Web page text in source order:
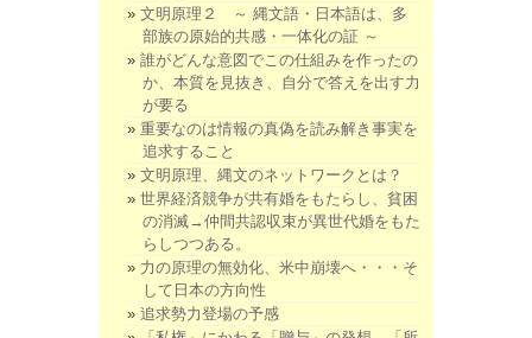
文明原理２ ～ 縄文語・日本語は、多
部族の原始的共感・一体化の証 ～
誰がどんな意図でこの仕組みを作ったの
か、本質を見抜き、自分で答えを出す力
が要る
重要なのは情報の真偽を読み解き事実を
追求すること
文明原理、縄文のネットワークとは？
世界経済競争が共有婚をもたらし、貧困
の消滅→仲間共認収束が異世代婚をもた
らしつつある。
力の原理の無効化、米中崩壊へ・・・そ
して日本の方向性
追求勢力登場の予感